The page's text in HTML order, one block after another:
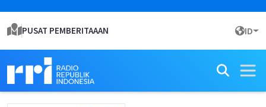
PUSAT PEMBERITAAAN ID